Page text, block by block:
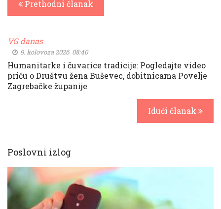
Prethodni članak
VG danas
9. kolovoza 2026. 08:40
Humanitarke i čuvarice tradicije: Pogledajte video
priču o Društvu žena Buševec, dobitnicama Povelje
Zagrebačke županije
Idući članak
Poslovni izlog